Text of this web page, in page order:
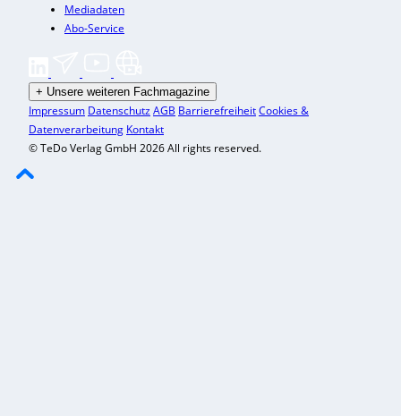
Mediadaten
Abo-Service
+ Unsere weiteren Fachmagazine
Impressum DatenschutzAGB BarrierefreiheitCookies &
Datenverarbeitung Kontakt
© TeDo Verlag GmbH 2026 All rights reserved.